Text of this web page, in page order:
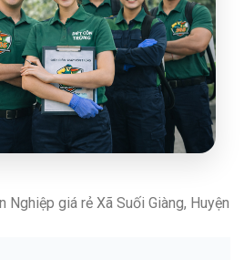
Nghiệp giá rẻ Xã Suối Giàng, Huyện